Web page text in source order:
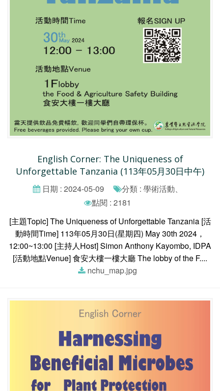
English Corner: The Uniqueness of
Unforgettable Tanzania (113年05月30日中午)
日期 : 2024-05-09
分類 : 學術活動、
點閱 : 2181
[主題Topic] The Uniqueness of Unforgettable Tanzania [活
動時間Time] 113年05月30日(星期四) May 30th 2024，
12:00~13:00 [主持人Host] Simon Anthony Kayombo, IDPA
[活動地點Venue] 食安大樓一樓大廳 The lobby of the F....
nchu_map.jpg